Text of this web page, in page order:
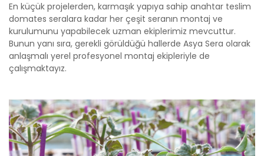
En küçük projelerden, karmaşık yapıya sahip anahtar teslim
domates seralara kadar her çeşit seranın montaj ve
kurulumunu yapabilecek uzman ekiplerimiz mevcuttur.
Bunun yanı sıra, gerekli görüldüğü hallerde Asya Sera olarak
anlaşmalı yerel profesyonel montaj ekipleriyle de
çalışmaktayız.